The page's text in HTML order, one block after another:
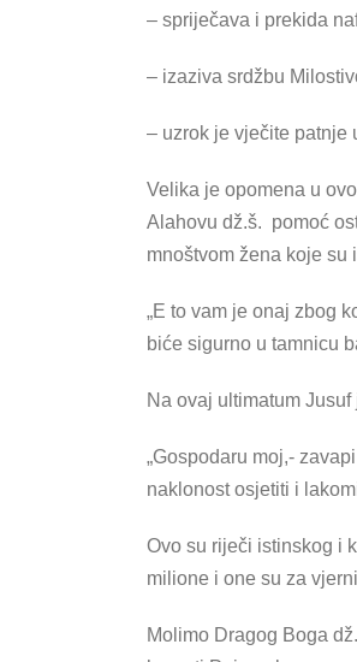
– spriječava i prekida
– izaziva srdžbu
– uzrok je vječite patnje
Velika je opomena u
Alahovu dž.š. pomoć
mnoštvom žena koje su
„E to vam je onaj zbog
biće sigurno u tamnicu
Na ovaj ultimatum Jusuf
„Gospodaru moj,-
naklonost osjetiti i
Ovo su riječi istinskog i
milione i one su za
Molimo Dragog Boga